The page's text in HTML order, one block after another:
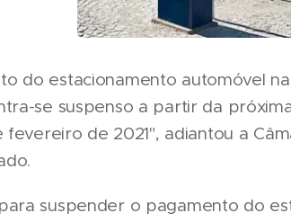
do estacionamento automóvel
se suspenso a partir da
fevereiro de 2021", adiantou a
suspender o pagamento do